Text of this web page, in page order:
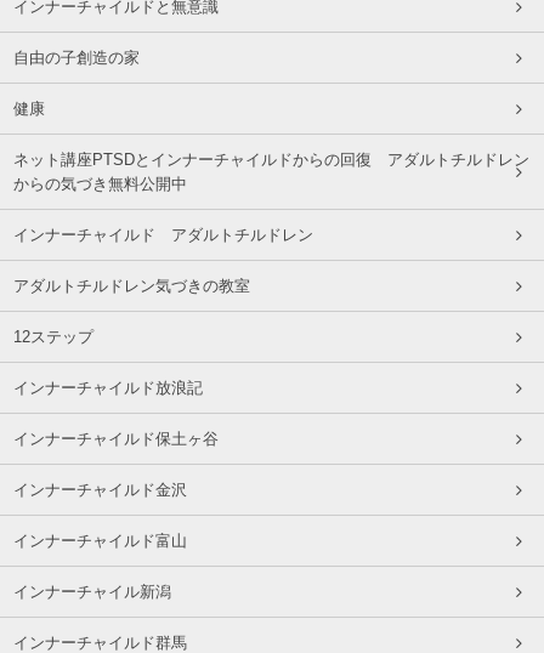
インナーチャイルドと無意識
自由の子創造の家
健康
ネット講座PTSDとインナーチャイルドからの回復 アダルトチルドレン
からの気づき無料公開中
インナーチャイルド アダルトチルドレン
アダルトチルドレン気づきの教室
12ステップ
インナーチャイルド放浪記
インナーチャイルド保土ヶ谷
インナーチャイルド金沢
インナーチャイルド富山
インナーチャイル新潟
インナーチャイルド群馬